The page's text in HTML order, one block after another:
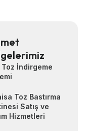
Toz İndirgeme
Toz Bastırma
Satış ve
Hizmetleri